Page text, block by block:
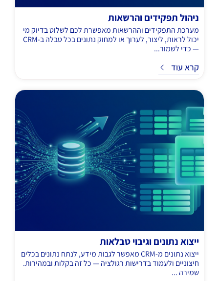
ניהול תפקידים והרשאות
מערכת התפקידים וההרשאות מאפשרת לכם לשלוט בדיוק מי
יכול לראות, ליצור, לערוך או למחוק נתונים בכל טבלה ב-CRM
— כדי לשמור...
קרא עוד
ייצוא נתונים וגיבוי טבלאות
ייצוא נתונים מ-CRM מאפשר לגבות מידע, לנתח נתונים בכלים
חיצוניים ולעמוד בדרישות רגולציה — כל זה בקלות ובמהירות.
שמירה ...